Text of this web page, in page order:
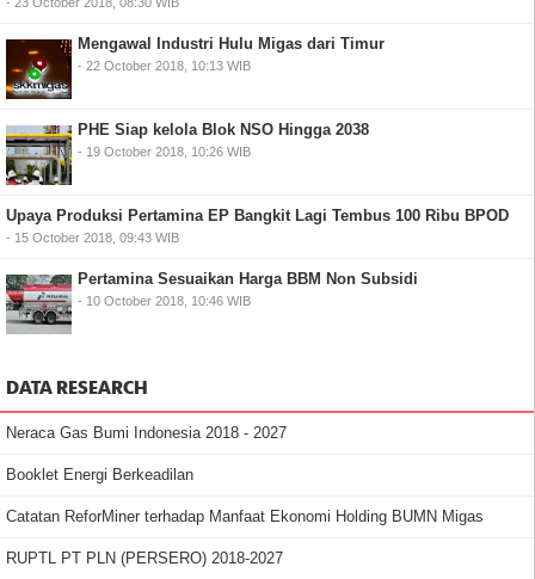
Mengawal Industri Hulu Migas dari Timur
- 22 October 2018, 10:13 WIB
PHE Siap kelola Blok NSO Hingga 2038
- 19 October 2018, 10:26 WIB
Upaya Produksi Pertamina EP Bangkit Lagi Tembus 100 Ribu BPOD
- 15 October 2018, 09:43 WIB
Pertamina Sesuaikan Harga BBM Non Subsidi
- 10 October 2018, 10:46 WIB
DATA RESEARCH
Neraca Gas Bumi Indonesia 2018 - 2027
Booklet Energi Berkeadilan
Catatan ReforMiner terhadap Manfaat Ekonomi Holding BUMN Migas
RUPTL PT PLN (PERSERO) 2018-2027